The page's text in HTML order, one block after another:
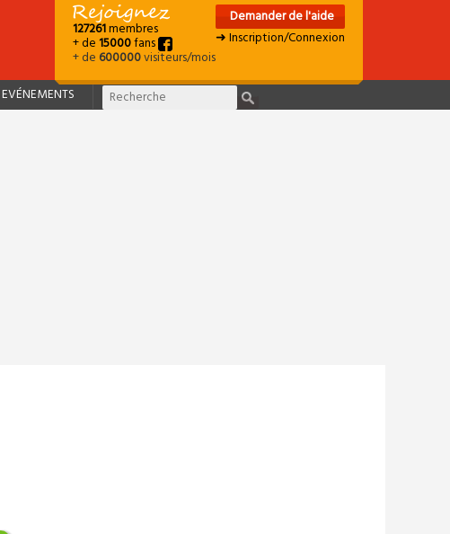
127261membres
+ de15000fans
+ de600000visiteurs/mois
Demander de l'aide
➜ Inscription/Connexion
EVÉNEMENTS